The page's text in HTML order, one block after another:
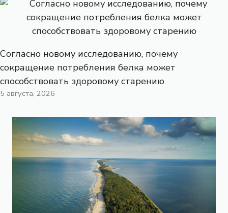
Согласно новому исследованию, почему
сокращение потребления белка может
способствовать здоровому старению
5 августа, 2026